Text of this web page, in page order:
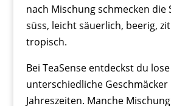
nach Mischung schmecken
süss, leicht säuerlich, beerig,
tropisch.
Bei TeaSense entdeckst du
unterschiedliche Geschmäcker
Jahreszeiten. Manche